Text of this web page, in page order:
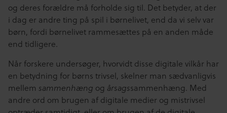
og deres forældre må forholde sig til. Det betyder, at der
i dag er andre ting på spil i børnelivet, end da vi selv var
børn, fordi børnelivet rammesættes på en anden måde
end tidligere.
Når forskere undersøger, hvorvidt disse digitale vilkår har
en betydning for børns trivsel, skelner man sædvanligvis
mellem sammenhæng og årsagssammenhæng. Med
andre ord om brugen af digitale medier og mistrivsel